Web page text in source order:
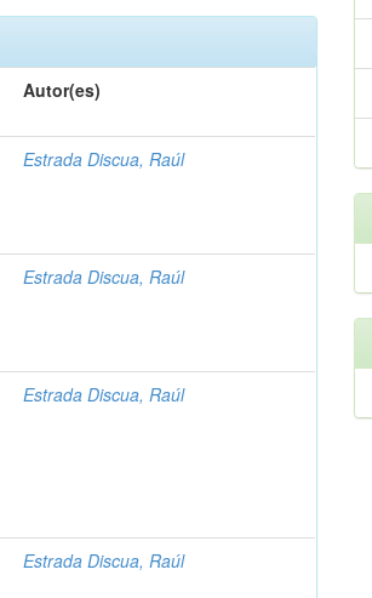
Autor(es)
Estrada Discua, Raúl
Estrada Discua, Raúl
Estrada Discua, Raúl
Estrada Discua, Raúl